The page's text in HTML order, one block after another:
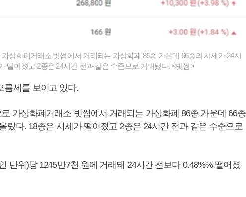
상화폐거래소 빗썸에서 거래되는 가상화폐 86종 가운데 66종의 시세가 24시
떨어졌고 2종은 24시간 전과 같은 수준으로 거래됐다. <빗썸>
름세를 보이고 있다.
가상화폐거래소 빗썸에서 거래되는 가상화폐 86종 가운데 66종
랐다. 18종은 시세가 떨어졌고 2종은 24시간 전과 같은 수준으로
단위)당 1245만7천 원에 거래돼 24시간 전보다 0.48%% 떨어졌